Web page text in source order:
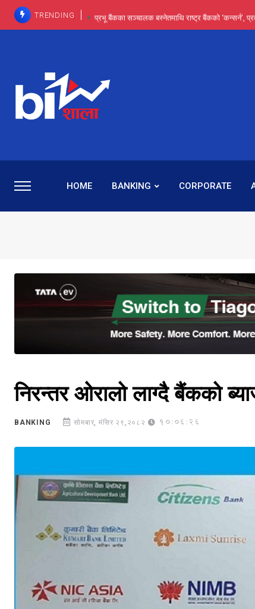
TRENDING प्रभू बैंकका सञ्चालक बस्नेतमाथि राष्ट्र बैंकको ‘कन्सर्न’,
प्रभू बैंकमा सेञ्चुरीबाट आएका कर्मचारीमाथि हदैसम्मको
कमाइमा गरिमाको दमदार छलाङ,
प्रभु बैंकमा रमिता : सर्वसाधारणबाट छिरेका
HOME BANKING CORPORATE
निरन्तर ओरालो लाग्दै बैंकको
BANKING सोमबार, मंसिर २९,२०८२ 10:06:26